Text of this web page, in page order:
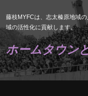
藤枝MYFCは、志太榛原地域
域の活性化に貢献します。
ホームタウン